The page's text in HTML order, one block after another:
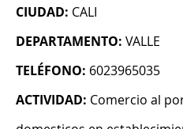
CIUDAD: CALI
DEPARTAMENTO: VALLE
TELÉFONO: 6023965035
ACTIVIDAD: Comercio al